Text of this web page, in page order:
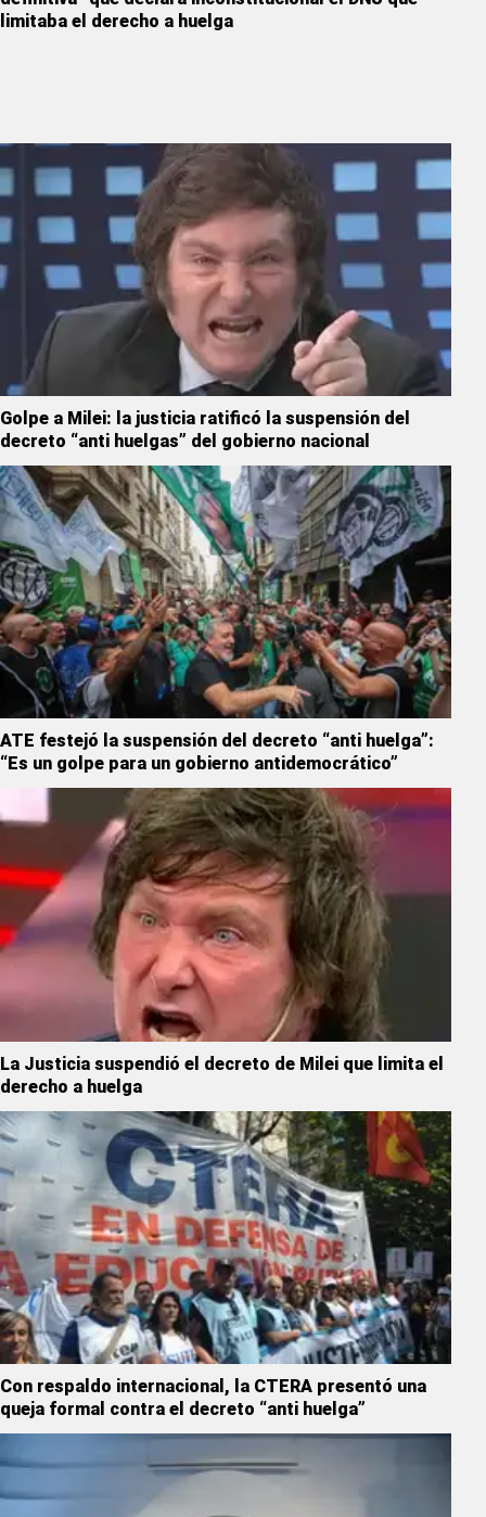
limitaba el derecho a huelga
Golpe a Milei: la justicia ratificó la suspensión del
decreto “anti huelgas” del gobierno nacional
ATE festejó la suspensión del decreto “anti huelga”:
“Es un golpe para un gobierno antidemocrático”
La Justicia suspendió el decreto de Milei que limita el
derecho a huelga
Con respaldo internacional, la CTERA presentó una
queja formal contra el decreto “anti huelga”